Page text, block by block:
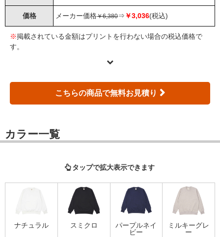
価格 メーカー価格￥6,380⇒ ￥3,036(税込)
※掲載されている金額はプリントを行わない場合の税込価格で
す。
こちらの商品で無料お見積り
カラー一覧
タップで拡大表示できます
ナチュラル スミクロ
パープルネイ
ビー
ミルキーグレ
ー